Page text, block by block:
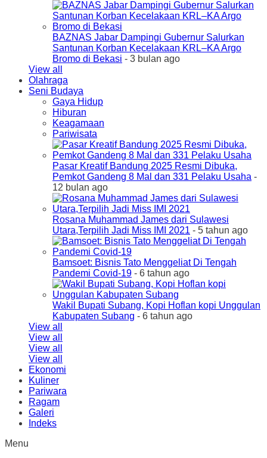
BAZNAS Jabar Dampingi Gubernur Salurkan
Santunan Korban Kecelakaan KRL–KA Argo
Bromo di Bekasi - 3 bulan ago
View all
Olahraga
Seni Budaya
Gaya Hidup
Hiburan
Keagamaan
Pariwisata
Pasar Kreatif Bandung 2025 Resmi Dibuka,
Pemkot Gandeng 8 Mal dan 331 Pelaku Usaha -
12 bulan ago
Rosana Muhammad James dari Sulawesi
Utara,Terpilih Jadi Miss IMI 2021 - 5 tahun ago
Bamsoet: Bisnis Tato Menggeliat Di Tengah
Pandemi Covid-19 - 6 tahun ago
Wakil Bupati Subang, Kopi Hoflan kopi Unggulan
Kabupaten Subang - 6 tahun ago
View all
View all
View all
View all
Ekonomi
Kuliner
Pariwara
Ragam
Galeri
Indeks
Menu